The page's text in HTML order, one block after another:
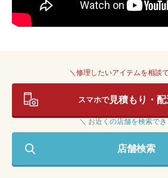
＼修理したいアイテムを相談
スマホで見積もり・配
＼ お近くの店舗を検索でき
店舗検索